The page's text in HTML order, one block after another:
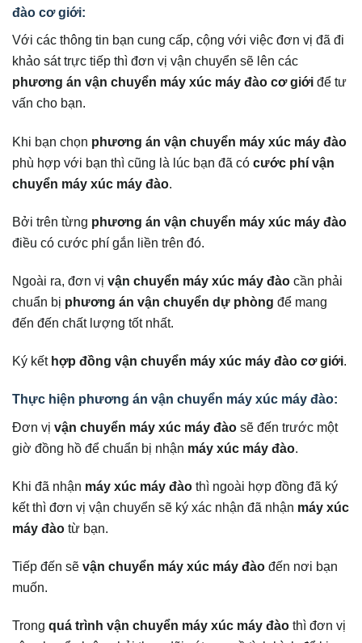
đào cơ giới:
Với các thông tin bạn cung cấp, cộng với việc đơn vị đã đi
khảo sát trực tiếp thì đơn vị vận chuyển sẽ lên các
phương án vận chuyển máy xúc máy đào cơ giới để tư
vấn cho bạn.
Khi bạn chọn phương án vận chuyển máy xúc máy đào
phù hợp với bạn thì cũng là lúc bạn đã có cước phí vận
chuyển máy xúc máy đào
Bởi trên từng phương án vận chuyển máy xúc máy đào
điều có cước phí gắn liền trên đó.
Ngoài ra, đơn vị vận chuyển máy xúc máy đào cần phải
chuẩn bị phương án vận chuyển dự phòng để mang
đến đến chất lượng tốt nhất.
Ký kết hợp đồng vận chuyển máy xúc máy đào cơ giới.
Thực hiện phương án vận chuyển máy xúc máy đào:
Đơn vị vận chuyển máy xúc máy đào sẽ đến trước một
giờ đồng hồ để chuẩn bị nhận máy xúc máy đào
Khi đã nhận máy xúc máy đào thì ngoài hợp đồng đã ký
kết thì đơn vị vận chuyển sẽ ký xác nhận đã nhận máy xúc
máy đào từ bạn.
Tiếp đến sẽ vận chuyển máy xúc máy đào đến nơi bạn
muốn.
Trong quá trình vận chuyển máy xúc máy đào thì đơn vị